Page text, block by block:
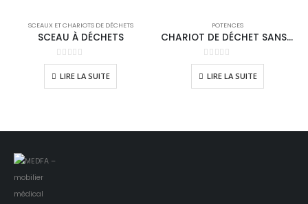
SCEAUX ET CHARIOTS DE DÉCHETS
SCEAU À DÉCHETS
0sur 5
LIRE LA SUITE
POTENCES
CHARIOT DE DÉCHET SANS SAC
0sur 5
LIRE LA SUITE